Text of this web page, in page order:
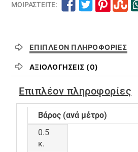
ΜΟΙΡΑΣΤΕΊΤΕ:
ΕΠΙΠΛΈΟΝ ΠΛΗΡΟΦΟΡΊΕΣ
ΑΞΙΟΛΟΓΉΣΕΙΣ (0)
Επιπλέον πληροφορίες
Βάρος (ανά μέτρο)
0.5
κ.